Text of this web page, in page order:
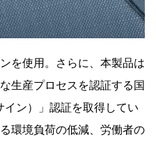
を使用。さらに、本製品は
生産プロセスを認証する国
ン）」認証を取得してい
環境負荷の低減、労働者の